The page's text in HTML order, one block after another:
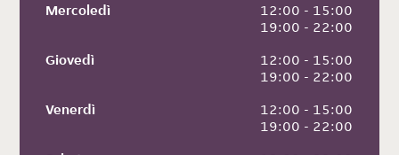
Mercoledì
12:00 - 15:00
19:00 - 22:00
Giovedì
12:00 - 15:00
19:00 - 22:00
Venerdì
12:00 - 15:00
19:00 - 22:00